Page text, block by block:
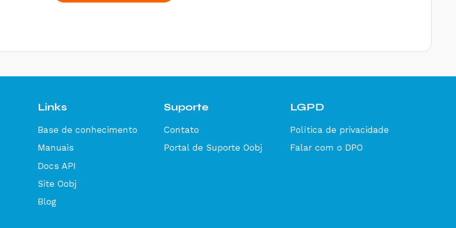
Links
Base de conhecimento
Manuais
Docs API
Site Oobj
Blog
Suporte
Contato
Portal de Suporte Oobj
LGPD
Política de privacidade
Falar com o DPO